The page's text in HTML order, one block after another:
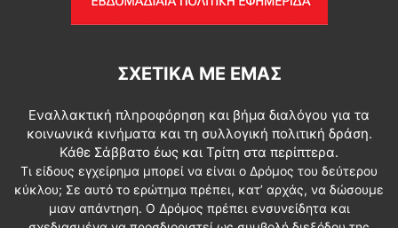
ΣΧΕΤΙΚΆ ΜΕ ΕΜΆΣ
Εναλλακτική πληροφόρηση και βήμα διαλόγου για τα
κοινωνικά κινήματα και τη συλλογική πολιτική δράση.
Κάθε Σάββατο έως και Τρίτη στα περίπτερα.
Τι είδους εγχείρημα μπορεί να είναι ο Δρόμος του δεύτερου
κύκλου; Σε αυτό το ερώτημα πρέπει, κατ’ αρχάς, να δώσουμε
μιαν απάντηση. Ο Δρόμος πρέπει ενσυνείδητα και